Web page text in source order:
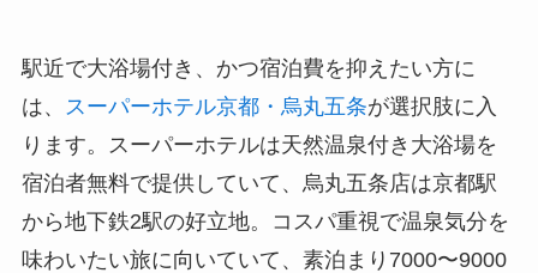
駅近で大浴場付き、かつ宿泊費を抑えたい方に
は、
スーパーホテル京都・烏丸五条が選択肢に入
ります。スーパーホテルは天然温泉付き大浴場を
宿泊者無料で提供していて、烏丸五条店は京都駅
から地下鉄2駅の好立地。コスパ重視で温泉気分を
味わいたい旅に向いていて、素泊まり7000〜9000